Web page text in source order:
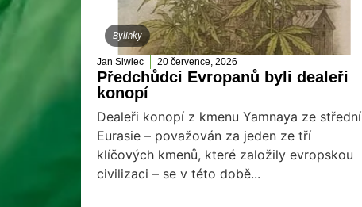
Bylinky
Jan Siwiec 20 července, 2026
Předchůdci Evropanů byli dealeři
konopí
Dealeři konopí z kmenu Yamnaya ze střední
Eurasie – považován za jeden ze tří
klíčových kmenů, které založily evropskou
civilizaci – se v této době...